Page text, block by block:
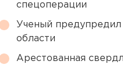
спецоперации
Ученый предупредил
области
Арестованная